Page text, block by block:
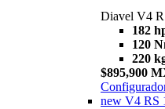
Diavel V4
182
120
220
$895,900
new V4 RS